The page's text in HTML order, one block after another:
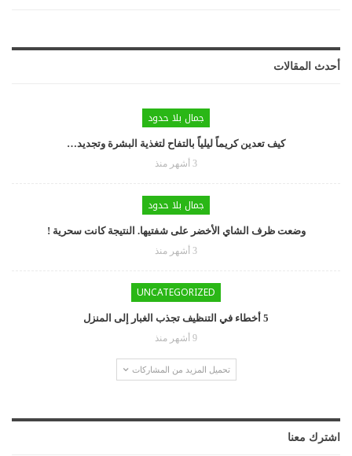
أحدث المقالات
جمال بلا حدود
كيف تعدين كريماً ليلياً بالتفاح لتغذية البشرة وتجديد…
3 أشهر منذ
جمال بلا حدود
وضعت ظرف الشاي الأخضر على شفتيها. النتيجة كانت سحرية !
3 أشهر منذ
UNCATEGORIZED
5 أخطاء في التنظيف تجذب الغبار إلى المنزل
9 أشهر منذ
تحميل المزيد من المشاركات
اشترك معنا